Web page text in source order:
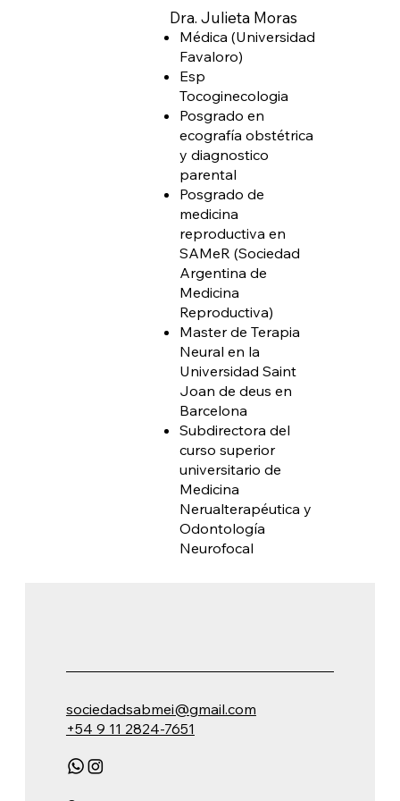
Dra. Julieta Moras
Médica (Universidad
Favaloro)
Esp
Tocoginecologia
Posgrado en
ecografía obstétrica
y diagnostico
parental
Posgrado de
medicina
reproductiva en
SAMeR (Sociedad
Argentina de
Medicina
Reproductiva)
Master de Terapia
Neural en la
Universidad Saint
Joan de deus en
Barcelona
Subdirectora del
curso superior
universitario de
Medicina
Nerualterapéutica y
Odontología
Neurofocal
sociedadsabmei@gmail.com
+54 9 11 2824-7651